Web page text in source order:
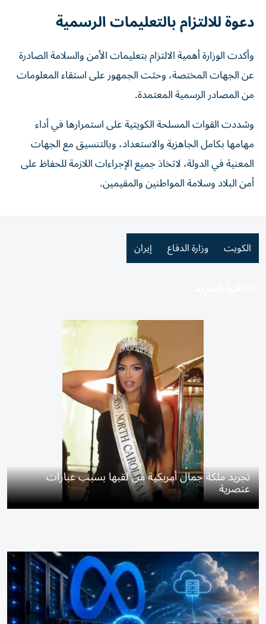
دعوة للالتزام بالتعليمات الرسمية
وأكدت الوزارة أهمية الالتزام بتعليمات الأمن والسلامة الصادرة
عن الجهات المختصة، وحثت الجمهور على استقاء المعلومات
من المصادر الرسمية المعتمدة.
وشددت القوات المسلحة الكويتية على استمرارها في أداء
مهامها بكامل الجاهزية والاستعداد، وبالتنسيق مع الجهات
المعنية في الدولة، لاتخاذ جميع الإجراءات اللازمة للحفاظ على
أمن البلاد وسلامة المواطنين والمقيمين.
الكويت وزارة الدفاع إيران
تجريد ملكة جمال أمريكية من لقبها بسبب عبارات
عنصرية